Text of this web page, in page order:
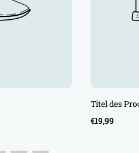
Titel des
Regulärer
Preis
€19,99